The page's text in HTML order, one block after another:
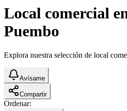
Local comercial
Puembo
Explora nuestra selección de local
Avísame
Compartir
Ordenar: